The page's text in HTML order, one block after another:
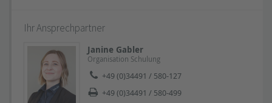
Ihr Ansprechpartner
Janine Gabler
Organisation Schulung
+49 (0)34491 / 580-127
+49 (0)34491 / 580-499